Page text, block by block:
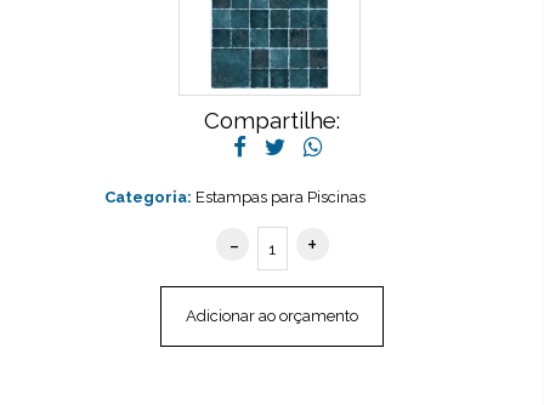
Compartilhe:
Categoria: Estampas para Piscinas
Adicionar ao orçamento